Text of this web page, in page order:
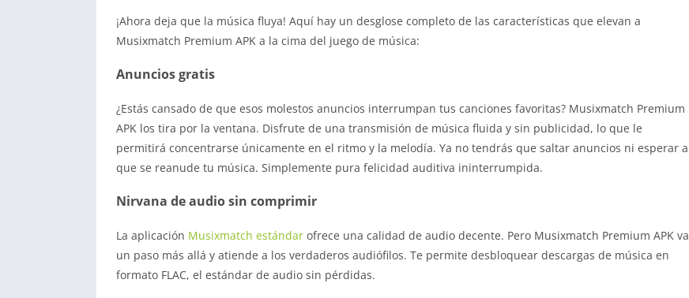
¡Ahora deja que la música fluya! Aquí hay un desglose completo de las características que elevan a
Musixmatch Premium APK a la cima del juego de música:
Anuncios gratis
¿Estás cansado de que esos molestos anuncios interrumpan tus canciones favoritas? Musixmatch Premium
APK los tira por la ventana. Disfrute de una transmisión de música fluida y sin publicidad, lo que le
permitirá concentrarse únicamente en el ritmo y la melodía. Ya no tendrás que saltar anuncios ni esperar a
que se reanude tu música. Simplemente pura felicidad auditiva ininterrumpida.
Nirvana de audio sin comprimir
La aplicación Musixmatch estándar ofrece una calidad de audio decente. Pero Musixmatch Premium APK va
un paso más allá y atiende a los verdaderos audiófilos. Te permite desbloquear descargas de música en
formato FLAC, el estándar de audio sin pérdidas.